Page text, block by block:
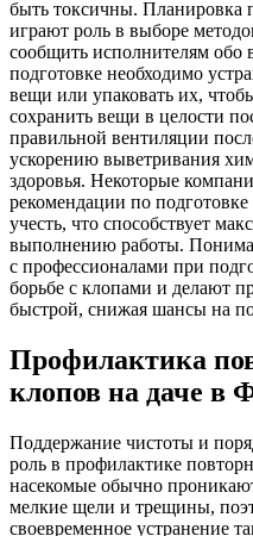
быть токсичны. Планировка
играют роль в выборе
сообщить исполнителям обо
подготовке необходимо
вещи или упаковать их,
сохранить вещи в целости
правильной вентиляции
ускорению выветривания
здоровья. Некоторые
рекомендации по
учесть, что способствует
выполнению работы.
с профессионалами при
борьбе с клопами и делают
быстрой, снижая шансы на
Профилактика
клопов на даче в
Поддержание чистоты и
роль в профилактике
насекомые обычно
мелкие щели и трещины,
своевременное устранение